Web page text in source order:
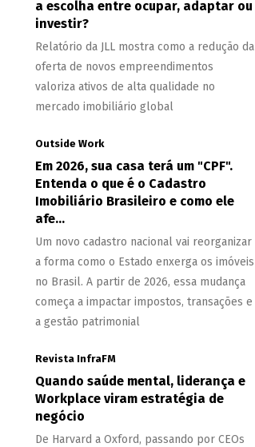
a escolha entre ocupar, adaptar ou
investir?
Relatório da JLL mostra como a redução da
oferta de novos empreendimentos
valoriza ativos de alta qualidade no
mercado imobiliário global
Outside Work
Em 2026, sua casa terá um "CPF".
Entenda o que é o Cadastro
Imobiliário Brasileiro e como ele
afe...
Um novo cadastro nacional vai reorganizar
a forma como o Estado enxerga os imóveis
no Brasil. A partir de 2026, essa mudança
começa a impactar impostos, transações e
a gestão patrimonial
Revista InfraFM
Quando saúde mental, liderança e
Workplace viram estratégia de
negócio
De Harvard a Oxford, passando por CEOs